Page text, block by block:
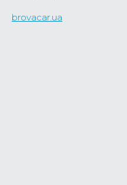
brovacar.ua